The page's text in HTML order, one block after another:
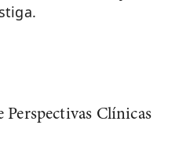
Clínicas